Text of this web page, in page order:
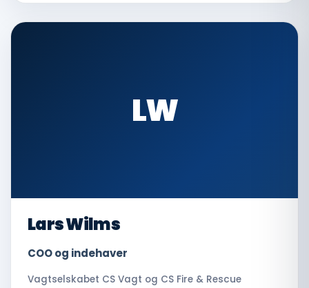
LW
Lars Wilms
COO og indehaver
Vagtselskabet CS Vagt og CS Fire & Rescue